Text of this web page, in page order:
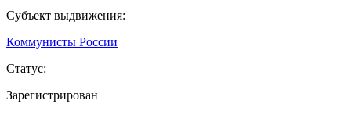
Субъект выдвижения:
Коммунисты России
Статус:
Зарегистрирован